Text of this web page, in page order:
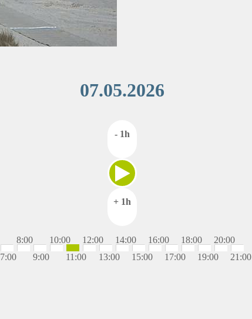
07.05.2026
- 1h
+ 1h
7:00
8:00
9:00
10:00
11:00
12:00
13:00
14:00
15:00
16:00
17:00
18:00
19:00
20:00
21:00